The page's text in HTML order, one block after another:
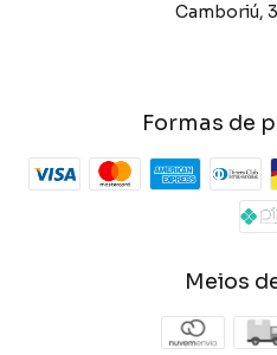
Camboriú,
Formas de
Meios